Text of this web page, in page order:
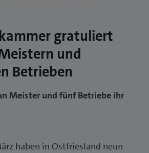
gratuliert
und
Betrieben
Meister und fünf Betriebe ihr
haben in Ostfriesland neun